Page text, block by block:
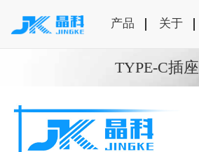
产品 关于
TYPE-C插座